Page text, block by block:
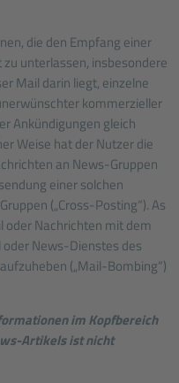
die den Empfang einer
unterlassen, insbesondere
Mail darin liegt, einzelne
kommerzieller
Ankündigungen gleich
Weise hat der Nutzer die
an News-Gruppen
einer solchen
(„Cross-Posting“). As
oder Nachrichten mit dem
News-Dienstes des
(„Mail-Bombing“)
im Kopfbereich
Artikels ist nicht